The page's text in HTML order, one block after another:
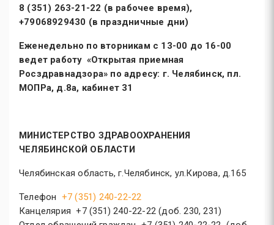
8 (351) 263-21-22 (в рабочее время),
+79068929430 (в праздничные дни)
Еженедельно по вторникам с 13-00 до 16-00
ведет работу «Открытая приемная
Росздравнадзора» по адресу: г. Челябинск, пл.
МОПРа, д.8а, кабинет 31
МИНИСТЕРСТВО ЗДРАВООХРАНЕНИЯ
ЧЕЛЯБИНСКОЙ ОБЛАСТИ
Челябинская область, г.Челябинск, ул.Кирова, д.165
Телефон +7 (351) 240-22-22
Канцелярия +7 (351) 240-22-22 (доб. 230, 231)